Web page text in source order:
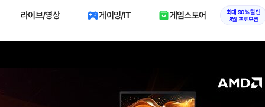
라이브/영상 게이밍/IT 게임스토어
최대 90% 할인
8월 프로모션